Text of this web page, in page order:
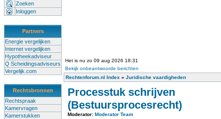
Zoeken
Inloggen
Partners
Energie vergelijken
Internet vergelijken
Hypotheekadviseur
Q Scheidingsadviseurs
Vergelijk.com
Rechtsbronnen
Rechtspraak
Kamervragen
Kamerstukken
Het is nu zo 09 aug 2026 18:31
Bekijk onbeantwoorde berichten
Rechtenforum.nl Index » Juridische vaardigheden
Processtuk schrijven
(Bestuursprocesrecht)
Moderator: Moderator Team